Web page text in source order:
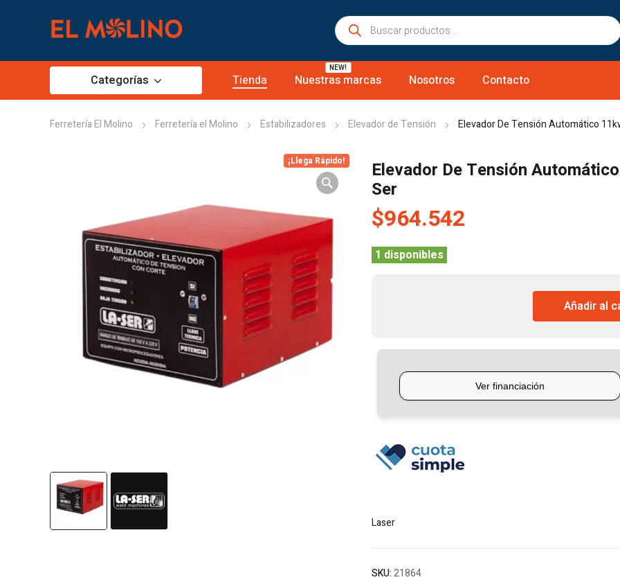
Búsqueda
de
Categorías Tienda Nuestras marcas
NEW!
Nosotros Contacto
Ferretería El Molino Ferretería el Molino Estabilizadores Elevador de Tensión Elevador De Tensión Automático
¡Llega Rápido!
Elevador De Tensión
Ser
$964.542
1 disponibles
La-
Ser
cantidad
Añadir al
Laser
SKU:21864